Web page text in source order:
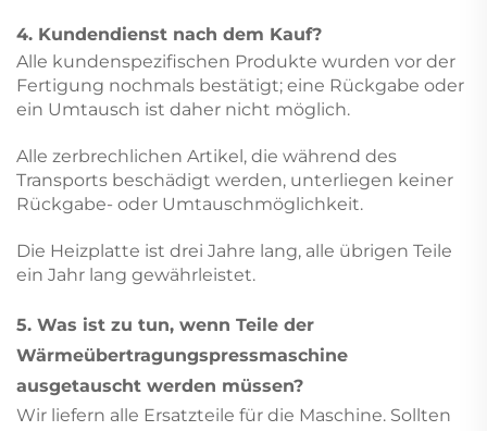
4. Kundendienst nach dem Kauf?
Alle kundenspezifischen Produkte wurden vor der
Fertigung nochmals bestätigt; eine Rückgabe oder
ein Umtausch ist daher nicht möglich.
Alle zerbrechlichen Artikel, die während des
Transports beschädigt werden, unterliegen keiner
Rückgabe- oder Umtauschmöglichkeit.
Die Heizplatte ist drei Jahre lang, alle übrigen Teile
ein Jahr lang gewährleistet.
5. Was ist zu tun, wenn Teile der
Wärmeübertragungspressmaschine
ausgetauscht werden müssen?
Wir liefern alle Ersatzteile für die Maschine. Sollten